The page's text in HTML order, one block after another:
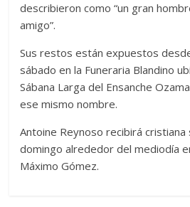
describieron como “un gran
amigo”.
Sus restos están expuestos
sábado en la Funeraria Blandino
Sábana Larga del Ensanche
ese mismo nombre.
Antoine Reynoso recibirá
domingo alrededor del mediodía
Máximo Gómez.